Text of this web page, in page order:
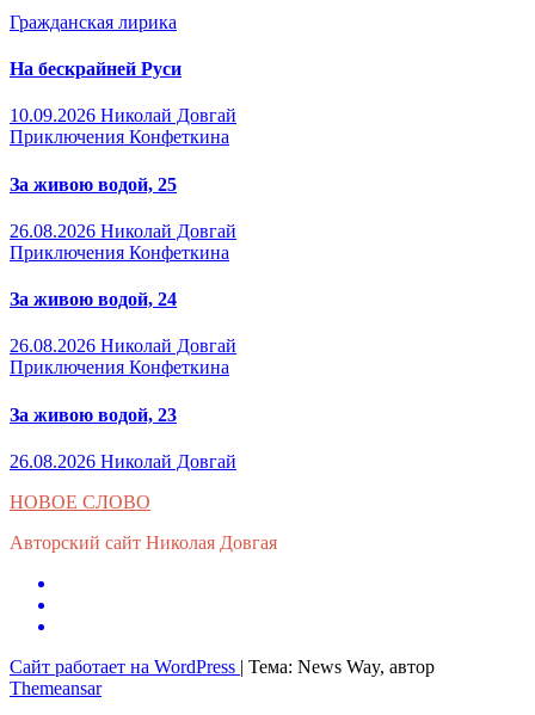
Гражданская лирика
На бескрайней Руси
10.09.2026 Николай Довгай
Приключения Конфеткина
За живою водой, 25
26.08.2026 Николай Довгай
Приключения Конфеткина
За живою водой, 24
26.08.2026 Николай Довгай
Приключения Конфеткина
За живою водой, 23
26.08.2026 Николай Довгай
НОВОЕ СЛОВО
Авторский сайт Николая Довгая
Сайт работает на WordPress | Тема: News Way, автор
Themeansar